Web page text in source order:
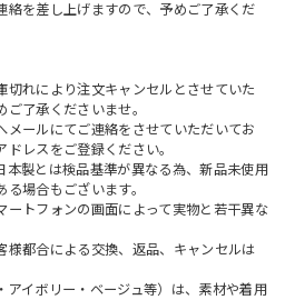
絡を差し上げますので、予めご了承くだ
切れにより注文キャンセルとさせていた
了承くださいませ。
メールにてご連絡をさせていただいてお
レスをご登録ください。
本製とは検品基準が異なる為、新品未使用
場合もございます。
ートフォンの画面によって実物と若干異な
様都合による交換、返品、キャンセルは
アイボリー・ベージュ等）は、素材や着用